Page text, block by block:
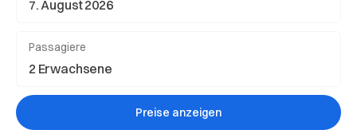
Passagiere
Preise anzeigen